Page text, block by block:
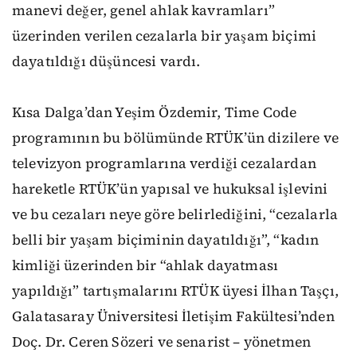
manevi değer, genel ahlak kavramları”
üzerinden verilen cezalarla bir yaşam biçimi
dayatıldığı düşüncesi vardı.
Kısa Dalga’dan Yeşim Özdemir, Time Code
programının bu bölümünde RTÜK’ün dizilere ve
televizyon programlarına verdiği cezalardan
hareketle RTÜK’ün yapısal ve hukuksal işlevini
ve bu cezaları neye göre belirlediğini, “cezalarla
belli bir yaşam biçiminin dayatıldığı”, “kadın
kimliği üzerinden bir “ahlak dayatması
yapıldığı” tartışmalarını RTÜK üyesi İlhan Taşçı,
Galatasaray Üniversitesi İletişim Fakültesi’nden
Doç. Dr. Ceren Sözeri ve senarist – yönetmen